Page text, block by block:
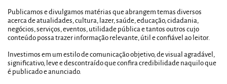
Publicamos e divulgamos matérias que abrangem temas diversos
acerca de atualidades, cultura, lazer, saúde, educação, cidadania,
negócios, serviços, eventos, utilidade pública e tantos outros cujo
conteúdo possa trazer informação relevante, útil e confiável ao leitor.
Investimos em um estilo de comunicação objetivo, de visual agradável,
significativo, leve e descontraído que confira credibilidade naquilo que
é publicado e anunciado.